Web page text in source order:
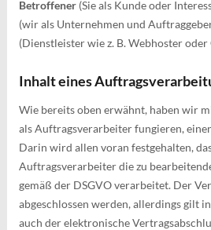
Betroffener(Sie als Kunde oder
(wir als Unternehmen und
(Dienstleister wie z. B. Webhoster
Inhalt eines
Wie bereits oben erwähnt, haben wir
als Auftragsverarbeiter fungieren,
Darin wird allen voran festgehalten,
Auftragsverarbeiter die zu
gemäß der DSGVO verarbeitet. Der
abgeschlossen werden, allerdings gilt
auch der elektronische